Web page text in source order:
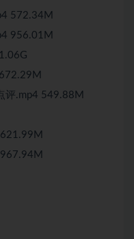
572.34M
956.01M
评.mp4 549.88M